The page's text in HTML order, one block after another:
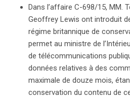
Dans l’affaire C-698/15, MM.
Geoffrey Lewis ont introduit
régime britannique de
permet au ministre de
de télécommunications
données relatives à des
maximale de douze mois,
conservation du contenu de